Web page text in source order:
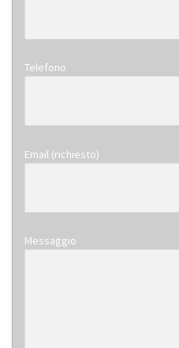
Telefono
Email (richiesto)
Messaggio